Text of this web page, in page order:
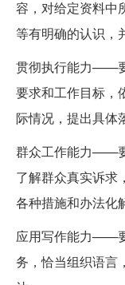
容，对给定资料中
等有明确的认识，
贯彻执行能力——
要求和工作目标，
际情况，提出具体
群众工作能力——
了解群众真实诉求
各种措施和办法化
应用写作能力——
务，恰当组织语言